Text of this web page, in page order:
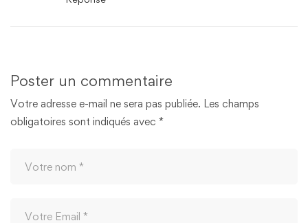
Poster un commentaire
Votre adresse e-mail ne sera pas publiée. Les champs
obligatoires sont indiqués avec *